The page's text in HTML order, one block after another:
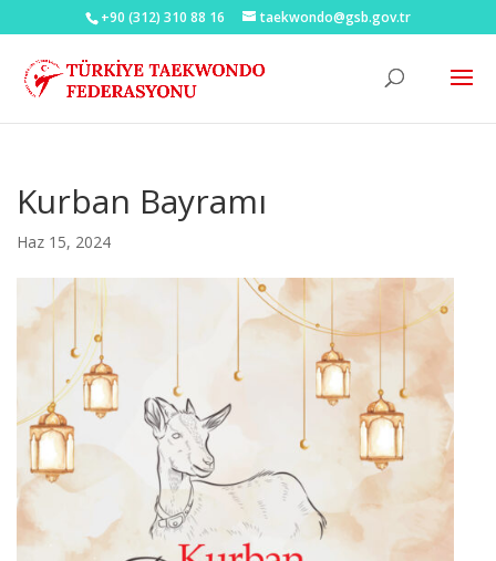
+90 (312) 310 88 16 taekwondo@gsb.gov.tr
Kurban Bayramı
Haz 15, 2024